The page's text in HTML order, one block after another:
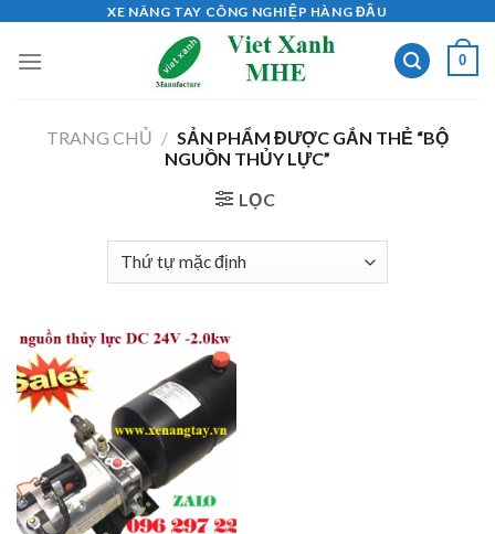
content
XE NÂNG TAY CÔNG NGHIỆP HÀNG ĐẦU
0
TRANG CHỦ / SẢN PHẨM ĐƯỢC GẮN THẺ “BỘ
NGUỒN THỦY LỰC”
LỌC